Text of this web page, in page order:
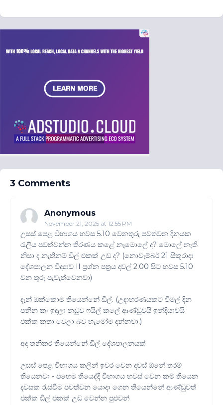
3 Comments
Anonymous
November 21, 2025 at 12:55 PM
උසස් පෙළ විභාගය හවස 5.10 වෙනතුරු පවත්වන දිනයක
රැලිය පවත්වන්න තීරණය කළේ නෑමොලේ ද? මොලේ නැති
නිසා ද නැතිනම් ඩීල් එකක් උඩ ද? (නොවැම්බර් 21 සිකුරාදා
දේශපාලන විද්‍යාව II ප්‍රශ්න පත්‍රය දවල් 2.00 සිට හවස 5.10
වන තුරු පැවැත්වෙනවා)
දැන් ඔක්කොම තියෙන්නේ ඩීල්. (උදාහරණයකට විමල් දින
පනින කං ඉඳලා නඩුව ෆයිල් කලේ ආණ්ඩුවයි ඉන්දියාවයි
එක්ක කතා වෙලා බව හැමෝම දන්නවා.)
අද තනිකර තියෙන්නේ ඩීල් දේශපාලනයක්
උසස් පෙළ විභාගය කලින් ඉවර වෙන දවස් ඕනේ තරම්
තියෙනවා - එහෙම තියෙද්දි විභාගය හවස් වෙන කම් තියෙන
දවසක රැස්වීම පවත්වන යොදා ගෙන තියෙන්නේ ආණ්ඩුවත්
එක්ක ඩීල් එකක් උඩ වෙන්න පුළුවන්